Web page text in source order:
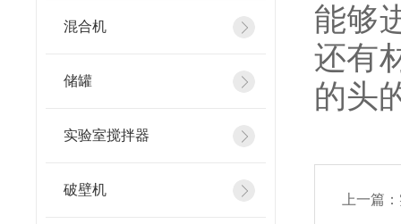
混合机
储罐
实验室搅拌器
破壁机
能够
还有
的头
上一篇：